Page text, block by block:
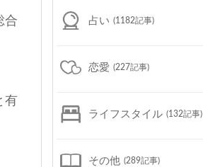
合
有
占い (1182記事)
恋愛 (227記事)
ライフスタイル (132記事)
その他 (289記事)